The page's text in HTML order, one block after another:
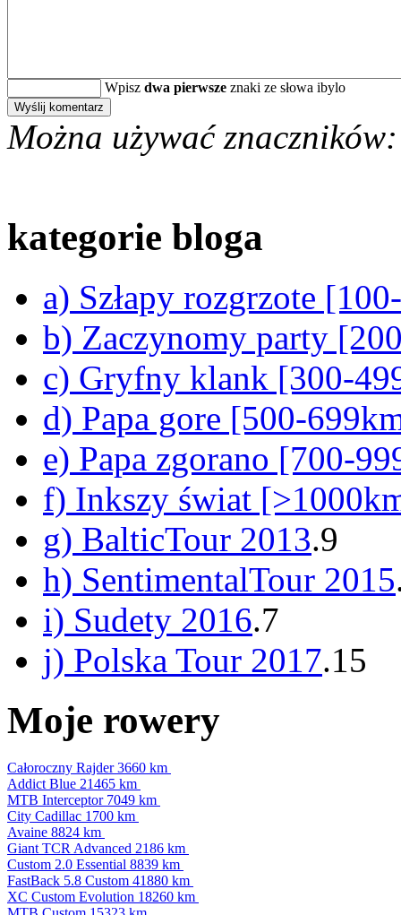
Wpisz dwa pierwsze znaki ze słowa ibylo
Można używać znaczników:
kategorie bloga
a) Szłapy rozgrzote
b) Zaczynomy party
c) Gryfny klank [300-
d) Papa gore [500-
e) Papa zgorano [700-
f) Inkszy świat
g) BalticTour 2013.9
h) SentimentalTour 2015
i) Sudety 2016.7
j) Polska Tour 2017.15
Moje rowery
Całoroczny Rajder3660 km
Addict Blue 21465 km
MTB Interceptor 7049 km
City Cadillac 1700 km
Avaine 8824 km
Giant TCR Advanced 2186 km
Custom 2.0 Essential 8839 km
FastBack 5.8 Custom 41880 km
XC Custom Evolution 18260 km